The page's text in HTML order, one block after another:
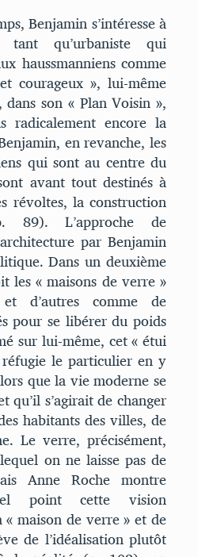
Benjamin s’intéresse à
qu’urbaniste qui
haussmanniens comme
courageux », lui-même
son « Plan Voisin »,
radicalement encore la
en revanche, les
qui sont au centre du
avant tout destinés à
révoltes, la construction
89). L’approche de
par Benjamin
Dans un deuxième
les « maisons de verre »
d’autres comme de
pour se libérer du poids
sur lui-même, cet « étui
le particulier en y
que la vie moderne se
qu’il s’agirait de changer
habitants des villes, de
Le verre, précisément,
on ne laisse pas de
Anne Roche montre
point cette vision
maison de verre » et de
de l’idéalisation plutôt